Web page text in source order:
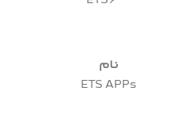
نام
ETS APPs